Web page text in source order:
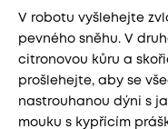
V robotu vyšlehejte
pevného sněhu. V
citronovou kůru a
prošlehejte, aby se
nastrouhanou dýni s
mouku s kypřícím